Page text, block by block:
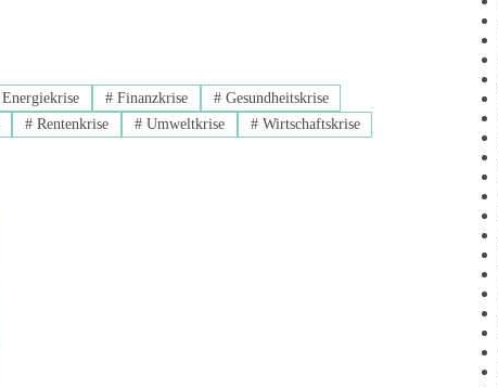
Energiekrise #Finanzkrise #Gesundheitskrise
# Rentenkrise #Umweltkrise #Wirtschaftskrise